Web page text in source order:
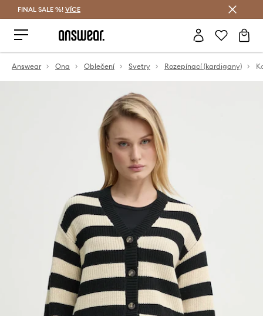
FINAL SALE %! VÍCE
Answear Ona Oblečení Svetry Rozepínací (kardigany)